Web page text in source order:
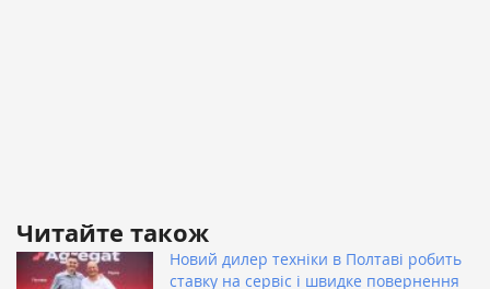
Читайте також
Новий дилер техніки в Полтаві робить
ставку на сервіс і швидке повернення